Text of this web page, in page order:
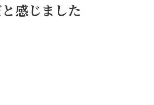
感じました